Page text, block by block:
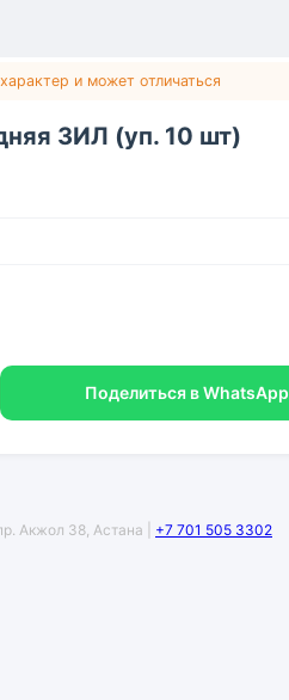
и может отличаться
ЗИЛ (уп. 10 шт)
Поделиться в WhatsApp
Акжол 38, Астана | +7 701 505 3302